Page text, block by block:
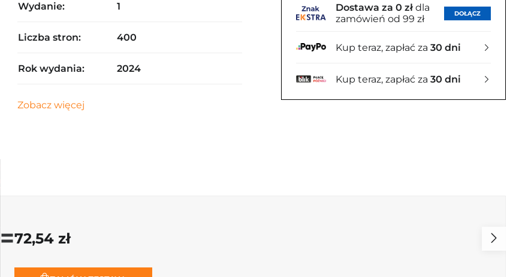
Dostawa za 0 zł dla
zamówień od 99 zł
DOŁĄCZ
Kup teraz, zapłać za 30 dni
Kup teraz, zapłać za 30 dni
Wydanie: 1
Liczba stron: 400
Rok wydania: 2024
Zobacz więcej
=72,54 zł